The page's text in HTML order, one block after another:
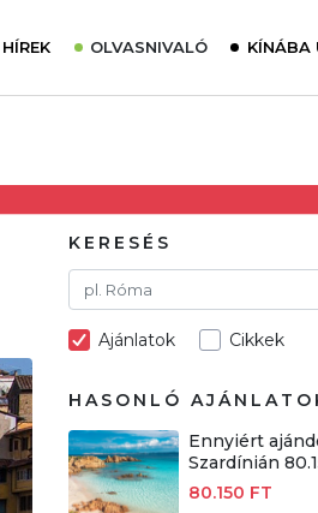
HÍREK OLVASNIVALÓ
Utazómajom – CitySIM
Élménybeszámolók
Szállodalátogatás
Sajtómegjelenések
KÍNÁBA
KERESÉS
Ajánlatok Cikkek
HASONLÓ
Ennyiért
Szardínián
80.150 FT